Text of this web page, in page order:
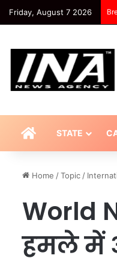
Friday, August 7 2026
HOMESTATE
Home /Topic /
World
हमले में